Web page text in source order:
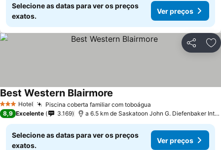
Selecione as datas para ver os preços
exatos.
Ver preços
Partilhar
3 EstrelasHotel Piscina coberta familiar com toboágua
Best Western Blairmore
8,9 Excelente 3.169 a 6.5 km de Saskatoon John G. Diefenbaker International Airport
Selecione as datas para ver os preços
exatos.
Ver preços